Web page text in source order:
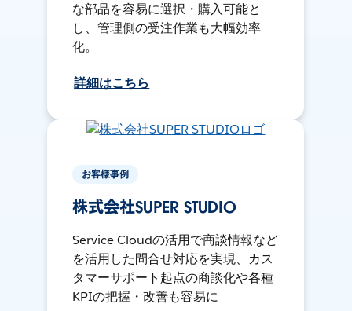
な部品を容易に選択・購入可能と
し、管理側の受注作業も大幅効率
化。
詳細はこちら
お客様事例
株式会社SUPER STUDIO
Service Cloudの活用で商談情報など
を活用した問合せ対応を実現、カス
タマーサポート起点の商談化や各種
KPIの把握・改善も容易に